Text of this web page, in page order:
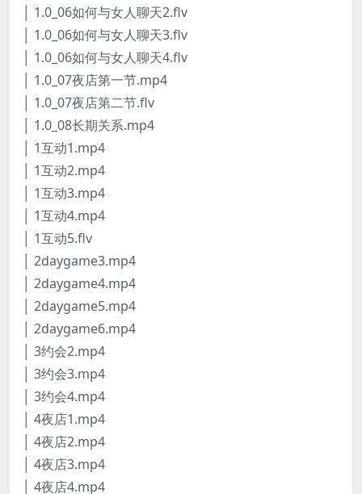
│ 1.0_06如何与女人聊天2.flv
│ 1.0_06如何与女人聊天3.flv
│ 1.0_06如何与女人聊天4.flv
│ 1.0_07夜店第一节.mp4
│ 1.0_07夜店第二节.flv
│ 1.0_08长期关系.mp4
│ 1互动1.mp4
│ 1互动2.mp4
│ 1互动3.mp4
│ 1互动4.mp4
│ 1互动5.flv
│ 2daygame3.mp4
│ 2daygame4.mp4
│ 2daygame5.mp4
│ 2daygame6.mp4
│ 3约会2.mp4
│ 3约会3.mp4
│ 3约会4.mp4
│ 4夜店1.mp4
│ 4夜店2.mp4
│ 4夜店3.mp4
│ 4夜店4.mp4